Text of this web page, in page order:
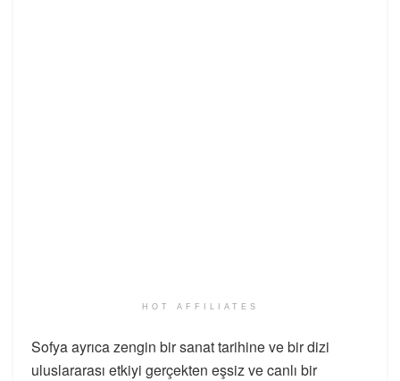
HOT AFFILIATES
Sofya ayrıca zengin bir sanat tarihine ve bir dizi
uluslararası etkiyi gerçekten eşsiz ve canlı bir